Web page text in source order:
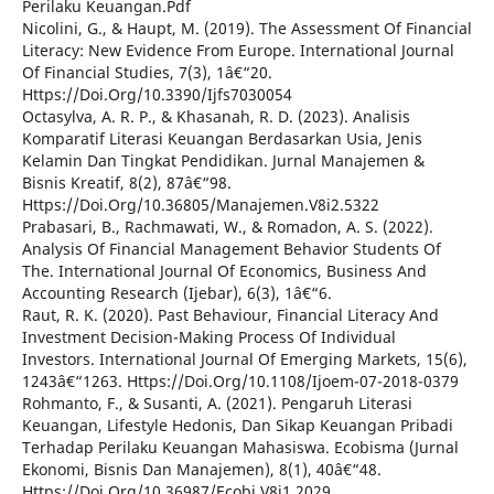
Perilaku Keuangan.Pdf
Nicolini, G., & Haupt, M. (2019). The Assessment Of Financial
Literacy: New Evidence From Europe. International Journal
Of Financial Studies, 7(3), 1â€“20.
Https://Doi.Org/10.3390/Ijfs7030054
Octasylva, A. R. P., & Khasanah, R. D. (2023). Analisis
Komparatif Literasi Keuangan Berdasarkan Usia, Jenis
Kelamin Dan Tingkat Pendidikan. Jurnal Manajemen &
Bisnis Kreatif, 8(2), 87â€“98.
Https://Doi.Org/10.36805/Manajemen.V8i2.5322
Prabasari, B., Rachmawati, W., & Romadon, A. S. (2022).
Analysis Of Financial Management Behavior Students Of
The. International Journal Of Economics, Business And
Accounting Research (Ijebar), 6(3), 1â€“6.
Raut, R. K. (2020). Past Behaviour, Financial Literacy And
Investment Decision-Making Process Of Individual
Investors. International Journal Of Emerging Markets, 15(6),
1243â€“1263. Https://Doi.Org/10.1108/Ijoem-07-2018-0379
Rohmanto, F., & Susanti, A. (2021). Pengaruh Literasi
Keuangan, Lifestyle Hedonis, Dan Sikap Keuangan Pribadi
Terhadap Perilaku Keuangan Mahasiswa. Ecobisma (Jurnal
Ekonomi, Bisnis Dan Manajemen), 8(1), 40â€“48.